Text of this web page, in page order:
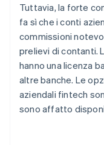
Tuttavia, la forte
fa sì che i conti
commissioni
prelievi di contanti.
hanno una licenza
altre banche. Le
aziendali fintech
sono affatto